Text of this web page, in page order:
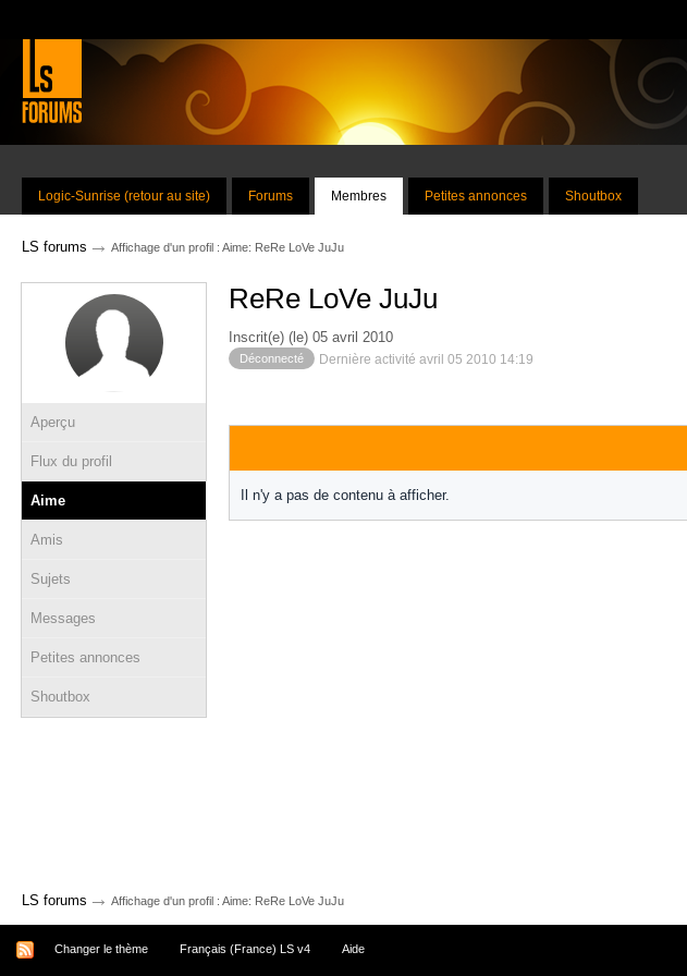
Logic-Sunrise (retour au site) Forums Membres Petites annonces Shoutbox
LS forums → Affichage d'un profil : Aime: ReRe LoVe JuJu
Aperçu
Flux du profil
Aime
Amis
Sujets
Messages
Petites annonces
Shoutbox
ReRe LoVe JuJu
Inscrit(e) (le) 05 avril 2010
Déconnecté Dernière activité avril 05 2010 14:19
Il n'y a pas de contenu à afficher.
LS forums → Affichage d'un profil : Aime: ReRe LoVe JuJu
Changer le thème Français (France) LS v4 Aide